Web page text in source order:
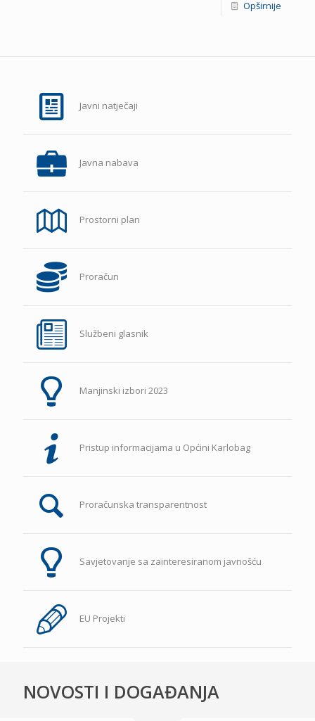
Opširnije
Javni natječaji
Javna nabava
Prostorni plan
Proračun
Službeni glasnik
Manjinski izbori 2023
Pristup informacijama u Općini Karlobag
Proračunska transparentnost
Savjetovanje sa zainteresiranom javnošću
EU Projekti
NOVOSTI I DOGAĐANJA